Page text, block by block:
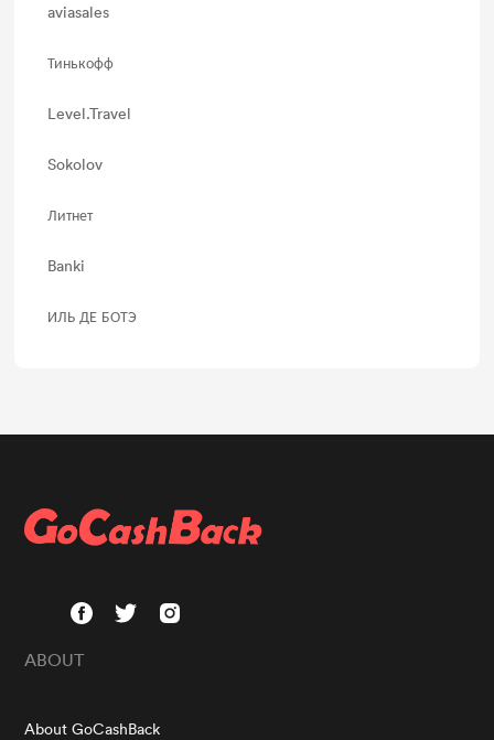
aviasales
Тинькофф
Level.Travel
Sokolov
Литнет
Banki
ИЛЬ ДЕ БОТЭ
ABOUT
About GoCashBack